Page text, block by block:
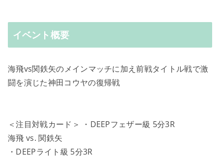
イベント概要
海飛vs関鉄矢のメインマッチに加え前戦タイトル戦で激
闘を演じた神田コウヤの復帰戦
＜注目対戦カード＞ ・DEEPフェザー級 5分3R
海飛 vs. 関鉄矢
・DEEPライト級 5分3R